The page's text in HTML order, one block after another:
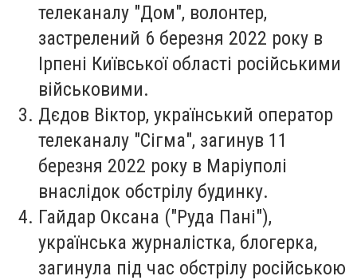
телеканалу "Дом", волонтер,
застрелений 6 березня 2022 року в
Ірпені Київської області російськими
військовими.
Дєдов Віктор, український оператор
телеканалу "Сігма", загинув 11
березня 2022 року в Маріуполі
внаслідок обстрілу будинку.
Гайдар Оксана ("Руда Пані"),
українська журналістка, блогерка,
загинула під час обстрілу російською